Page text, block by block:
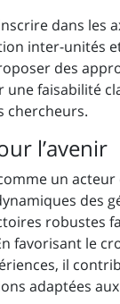
dans les
inter-unités
des
une faisabilité
chercheurs.
l’avenir
un
des
robustes
favorisant le
il
adaptées